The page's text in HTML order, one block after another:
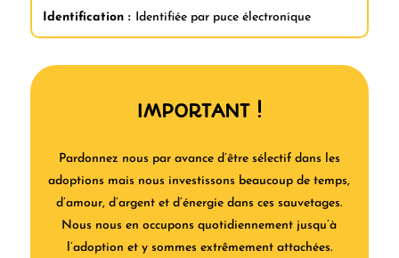
Identification : Identifiée par puce électronique
IMPORTANT !
Pardonnez nous par avance d’être sélectif dans les
adoptions mais nous investissons beaucoup de temps,
d’amour, d’argent et d’énergie dans ces sauvetages.
Nous nous en occupons quotidiennement jusqu’à
l’adoption et y sommes extrêmement attachées.